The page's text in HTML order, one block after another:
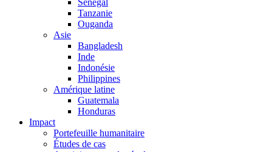
Sénégal
Tanzanie
Ouganda
Asie
Bangladesh
Inde
Indonésie
Philippines
Amérique latine
Guatemala
Honduras
Impact
Portefeuille humanitaire
Études de cas